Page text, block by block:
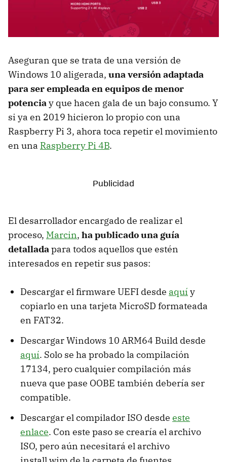
Aseguran que se trata de una versión de
Windows 10 aligerada, una versión adaptada
para ser empleada en equipos de menor
potenciay que hacen gala de un bajo consumo. Y
si ya en 2019 hicieron lo propio con una
Raspberry Pi 3, ahora toca repetir el movimiento
en una Raspberry Pi 4B.
El desarrollador encargado de realizar el
proceso, Marcin, ha publicado una guía
detalladapara todos aquellos que estén
interesados en repetir sus pasos:
Descargar el firmware UEFI desde aquí y
copiarlo en una tarjeta MicroSD formateada
en FAT32.
Descargar Windows 10 ARM64 Build desde
aquí. Solo se ha probado la compilación
17134, pero cualquier compilación más
nueva que pase OOBE también debería ser
compatible.
Descargar el compilador ISO desde este
enlace. Con este paso se crearía el archivo
ISO, pero aún necesitará el archivo